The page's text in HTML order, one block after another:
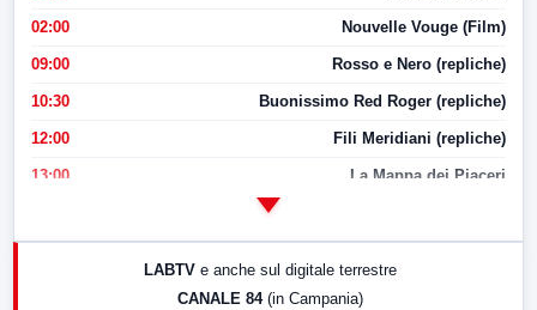
02:00 Nouvelle Vouge (Film)
09:00 Rosso e Nero (repliche)
10:30 Buonissimo Red Roger (repliche)
12:00 Fili Meridiani (repliche)
13:00 La Mappa dei Piaceri
17:00 LabNews (replica)
LABTV e anche sul digitale terrestre
CANALE 84 (in Campania)